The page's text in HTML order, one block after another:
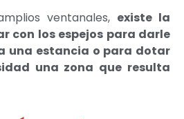
ventanales, existe la
con los espejos para darle
una estancia o para dotar
una zona que resulta